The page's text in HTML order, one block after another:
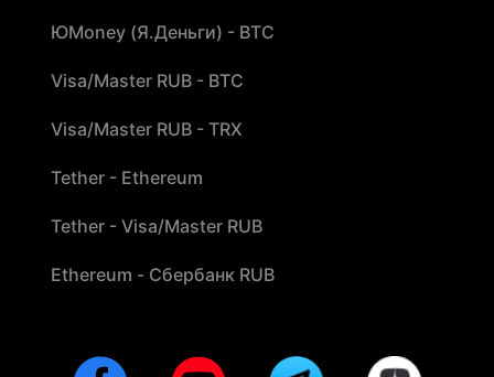
ЮMoney (Я.Деньги) - BTC
Visa/Master RUB - BTC
Visa/Master RUB - TRX
Tether - Ethereum
Tether - Visa/Master RUB
Ethereum - Сбербанк RUB